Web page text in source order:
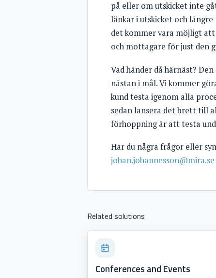
på eller om utskicket inte
länkar i utskicket och längre
det kommer vara möjligt
och mottagare för just den
Vad händer då härnäst?
nästan i mål. Vi kommer
kund testa igenom alla
sedan lansera det brett till
förhoppning är att testa
Har du några frågor eller
johan.johannesson@mira.se
Related solutions
Conferences and Events